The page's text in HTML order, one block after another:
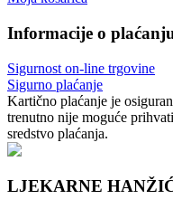
Informacije o
Sigurnost on-line trgovine
Sigurno plaćanje
Kartično plaćanje je
trenutno nije moguće
sredstvo plaćanja.
LJEKARNE